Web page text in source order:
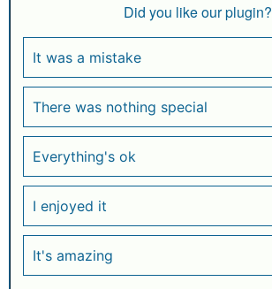
Did you like our plugin?
It was a mistake
There was nothing special
Everything's ok
I enjoyed it
It's amazing